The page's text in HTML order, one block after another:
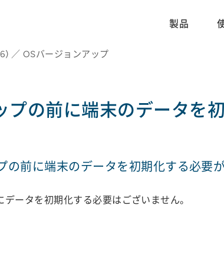
製品
／ OSバージョンアップ
プの前に端末のデータを
の前に端末のデータを初期化する必要
ータを初期化する必要はございません。